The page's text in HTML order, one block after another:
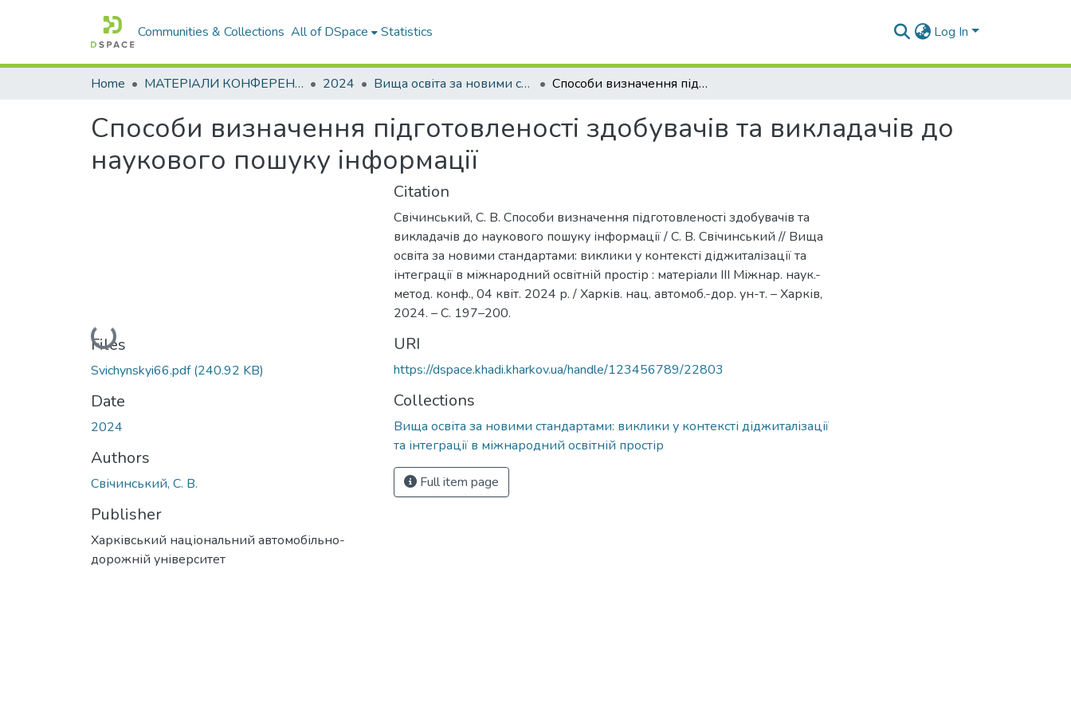
Communities & Collections All of DSpace Statistics Log In
Home МАТЕРІАЛИ КОНФЕРЕНЦІЙ 2024 Вища освіта за новими стандартами: виклики у контексті діджиталізації та інтеграції в міжнародний освітній простір Способи визначення підготовленості здобувачів та викладачів до наукового пошуку інформації
Способи визначення підготовленості здобувачів та викладачів до
наукового пошуку інформації
Loading...
Files
Svichynskyi66.pdf(240.92 KB)
Date
2024
Authors
Свічинський, С. В.
Publisher
Харківський національний автомобільно-
дорожній університет
Citation
Свічинський, С. В. Способи визначення підготовленості здобувачів та
викладачів до наукового пошуку інформації / С. В. Свічинський // Вища
освіта за новими стандартами: виклики у контексті діджиталізації та
інтеграції в міжнародний освітній простір : матеріали ІІІ Міжнар. наук.-
метод. конф., 04 квіт. 2024 р. / Харків. нац. автомоб.-дор. ун-т. – Харків,
2024. – С. 197–200.
URI
https://dspace.khadi.kharkov.ua/handle/123456789/22803
Collections
Вища освіта за новими стандартами: виклики у контексті діджиталізації
та інтеграції в міжнародний освітній простір
Full item page